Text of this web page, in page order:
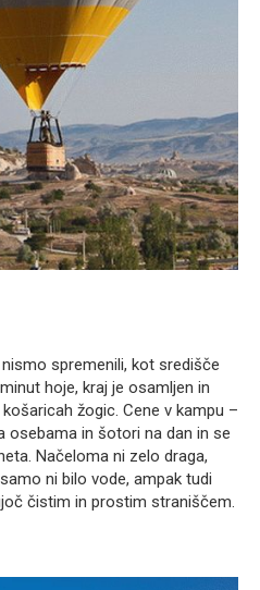
spremenili, kot središče
hoje, kraj je osamljen in
žogic. Cene v kampu –
osebama in šotori na dan in se
Načeloma ni zelo draga,
ni bilo vode, ampak tudi
čistim in prostim straniščem.